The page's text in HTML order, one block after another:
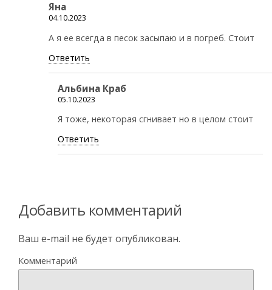
Яна
04.10.2023
А я ее всегда в песок засыпаю и в погреб. Стоит
Ответить
Альбина Краб
05.10.2023
Я тоже, некоторая сгнивает но в целом стоит
Ответить
Добавить комментарий
Ваш e-mail не будет опубликован.
Комментарий